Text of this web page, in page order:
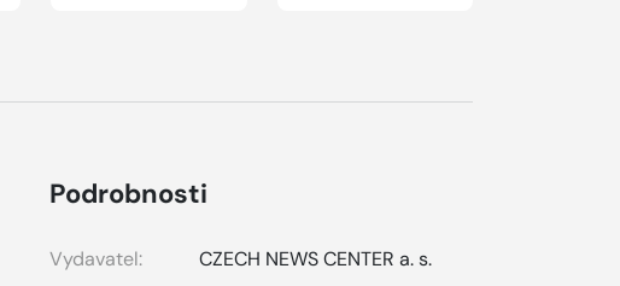
Podrobnosti
Vydavatel:
CZECH NEWS CENTER a. s.